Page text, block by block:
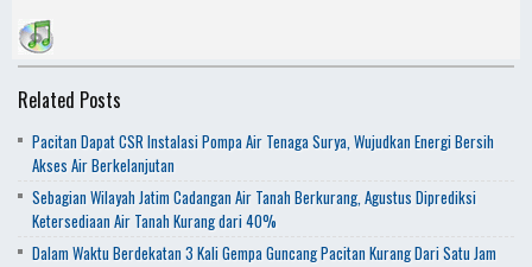
Related Posts
Pacitan Dapat CSR Instalasi Pompa Air Tenaga Surya, Wujudkan Energi Bersih
Akses Air Berkelanjutan
Sebagian Wilayah Jatim Cadangan Air Tanah Berkurang, Agustus Diprediksi
Ketersediaan Air Tanah Kurang dari 40%
Dalam Waktu Berdekatan 3 Kali Gempa Guncang Pacitan Kurang Dari Satu Jam